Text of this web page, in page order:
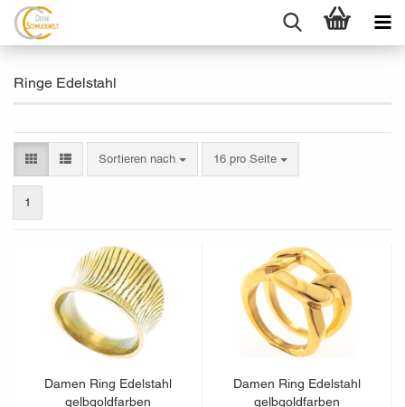
Ringe Edelstahl
Sortieren nach
Sortieren nach 16 pro Seite
pro Seite
1
Damen Ring Edelstahl
gelbgoldfarben
Damen Ring Edelstahl
gelbgoldfarben